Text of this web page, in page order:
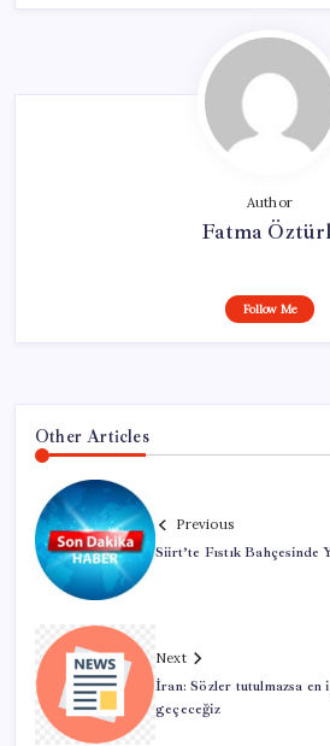
Author
Fatma
Follow Me
Other Articles
Previous
Siirt’te Fıstık Bahçesinde
Next
İran: Sözler tutulmazsa en
geçeceğiz